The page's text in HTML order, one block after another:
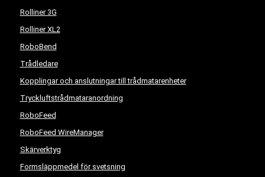
Rolliner 3G
Rolliner XL2
RoboBend
Trådledare
Kopplingar och anslutningar till trådmatarenheter
Tryckluftstrådmataranordning
RoboFeed
RoboFeed WireManager
Skärverktyg
Formsläppmedel för svetsning